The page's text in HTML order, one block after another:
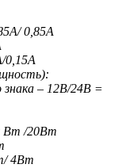
0,85A
0,15A
знака – 12В/24В =
Вт /20Вт
4Вт